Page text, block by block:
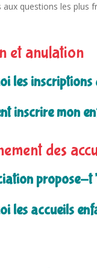
aux questions les plus
et anulation
les inscriptions
inscrire mon
des
propose-
les accueils